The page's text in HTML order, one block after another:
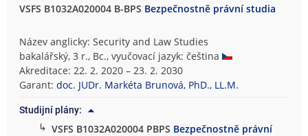
VSFS B1032A020004 B-BPS Bezpečnostně právní studia
Název anglicky: Security and Law Studies
bakalářský, 3 r., Bc., vyučovací jazyk: čeština
Akreditace: 22. 2. 2020 – 23. 2. 2030
Garant:doc. JUDr. Markéta Brunová, PhD., LL.M.
Studijní plány:
↳ VSFS B1032A020004 PBPS Bezpečnostně právní